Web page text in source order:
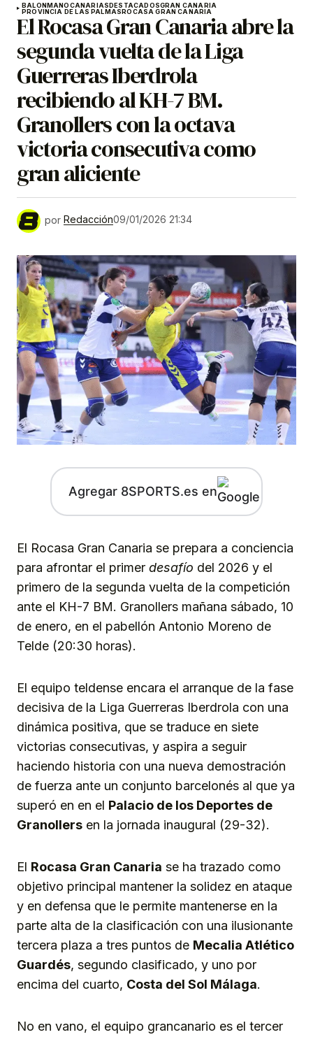
BALONMANOCANARIASDESTACADOSGRAN CANARIA
PROVINCIA DE LAS PALMASROCASA GRAN CANARIA
El Rocasa Gran Canaria abre la
segunda vuelta de la Liga
Guerreras Iberdrola
recibiendo al KH-7 BM.
Granollers con la octava
victoria consecutiva como
gran aliciente
por Redacción09/01/2026 21:34
Agregar 8SPORTS.es en
El Rocasa Gran Canaria se prepara a conciencia
para afrontar el primer desafío del 2026 y el
primero de la segunda vuelta de la competición
ante el KH-7 BM. Granollers mañana sábado, 10
de enero, en el pabellón Antonio Moreno de
Telde (20:30 horas).
El equipo teldense encara el arranque de la fase
decisiva de la Liga Guerreras Iberdrola con una
dinámica positiva, que se traduce en siete
victorias consecutivas, y aspira a seguir
haciendo historia con una nueva demostración
de fuerza ante un conjunto barcelonés al que ya
superó en en el Palacio de los Deportes de
Granollers en la jornada inaugural (29-32).
El Rocasa Gran Canaria se ha trazado como
objetivo principal mantener la solidez en ataque
y en defensa que le permite mantenerse en la
parte alta de la clasificación con una ilusionante
tercera plaza a tres puntos de Mecalia Atlético
Guardés, segundo clasificado, y uno por
encima del cuarto, Costa del Sol Málaga.
No en vano, el equipo grancanario es el tercer